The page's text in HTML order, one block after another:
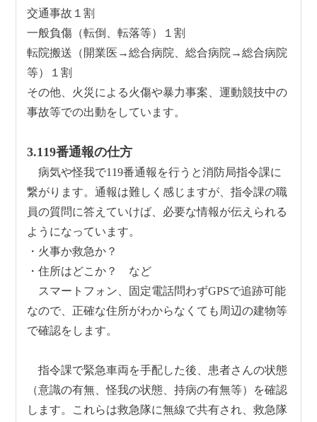
交通事故１割
一般負傷（転倒、転落等）１割
転院搬送（開業医→総合病院、総合病院→総合病院
等）１割
その他、火災による火傷や暴力事案、運動競技中の
事故等での出動をしています。
3.119番通報の仕方
病気や怪我で119番通報を行うと消防局指令課に
繋がります。通報は難しく感じますが、指令課の職
員の質問に答えていけば、必要な情報が伝えられる
ようになっています。
・火事か救急か？
・住所はどこか？ など
スマートフォン、固定電話問わずGPSで追跡可能
なので、正確な住所がわからなくても周辺の建物等
で確認をします。
指令課で緊急車両を手配した後、患者さんの状態
（意識の有無、怪我の状態、持病の有無等）を確認
します。これらは救急隊に無線で共有され、救急隊